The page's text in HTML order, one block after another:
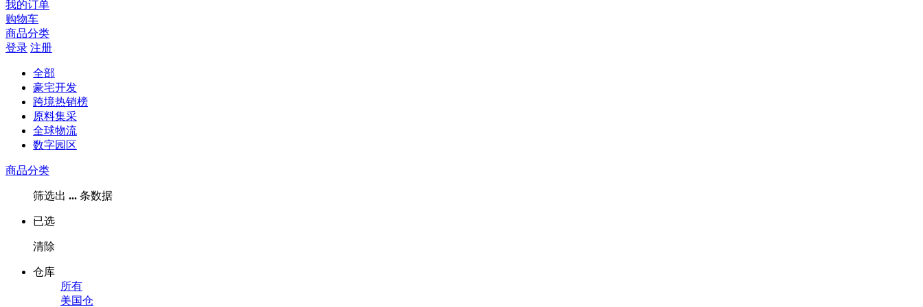
我的订单
购物车
商品分类
登录 注册
全部
豪宅开发
跨境热销榜
原料集采
全球物流
数字园区
商品分类
筛选出 ... 条数据
已选
清除
仓库
所有
美国仓